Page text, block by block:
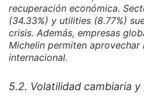
recuperación económica.
(34.33%) y utilities (8.77%)
crisis. Además, empresas
Michelin permiten aprovechar
internacional.
5.2. Volatilidad cambiaria